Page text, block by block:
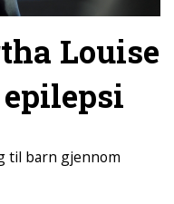
Louise
til barn gjennom